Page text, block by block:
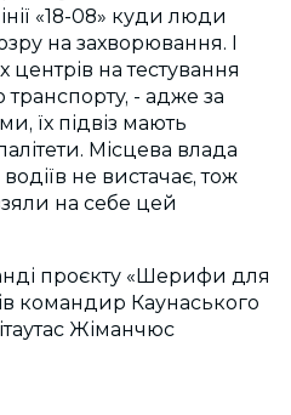
«18-08» куди люди
на захворювання. І
на тестування
транспорту, - адже за
їх підвіз мають
Місцева влада
не вистачає, тож
на себе цей
проєкту «Шерифи для
командир Каунаського
Жіманчюс